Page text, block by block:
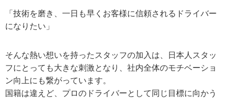
「技術を磨き、一日も早くお客様に信頼されるドライバー
になりたい」
そんな熱い想いを持ったスタッフの加入は、日本人スタッ
フにとっても大きな刺激となり、社内全体のモチベーショ
ン向上にも繋がっています。
国籍は違えど、プロのドライバーとして同じ目標に向かう